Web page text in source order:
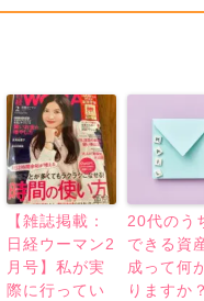
【雑誌掲載：
日経ウーマン2
月号】私が実
際に行ってい
20代のう
できる資
成って何
りますか？